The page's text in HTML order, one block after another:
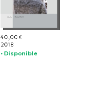
40,00 €
2018
• Disponible